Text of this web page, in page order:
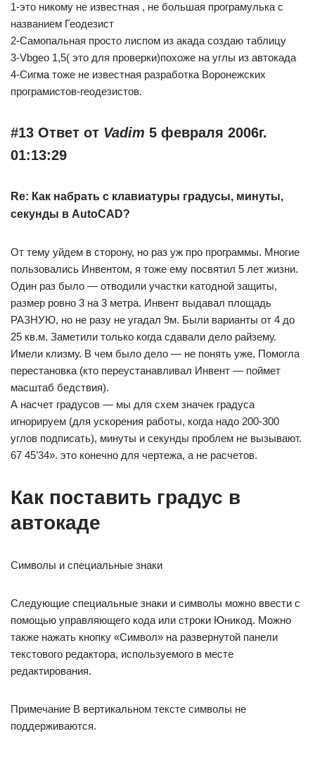
1-это никому не известная , не большая програмулька с
названием Геодезист
2-Самопальная просто лиспом из акада создаю таблицу
3-Vbgeo 1,5( это для проверки)похоже на углы из автокада
4-Сигма тоже не известная разработка Воронежских
програмистов-геодезистов.
#13 Ответ от Vadim 5 февраля 2006г.
01:13:29
Re: Как набрать с клавиатуры градусы, минуты,
секунды в AutoCAD?
От тему уйдем в сторону, но раз уж про программы. Многие
пользовались Инвентом, я тоже ему посвятил 5 лет жизни.
Один раз было — отводили участки катодной защиты,
размер ровно 3 на 3 метра. Инвент выдавал площадь
РАЗНУЮ, но не разу не угадал 9м. Были варианты от 4 до
25 кв.м. Заметили только когда сдавали дело райзему.
Имели клизму. В чем было дело — не понять уже. Помогла
перестановка (кто переустанавливал Инвент — поймет
масштаб бедствия).
А насчет градусов — мы для схем значек градуса
игнорируем (для ускорения работы, когда надо 200-300
углов подписать), минуты и секунды проблем не вызывают.
67 45’34». это конечно для чертежа, а не расчетов.
Как поставить градус в
автокаде
Символы и специальные знаки
Следующие специальные знаки и символы можно ввести с
помощью управляющего кода или строки Юникод. Можно
также нажать кнопку «Символ» на развернутой панели
текстового редактора, используемого в месте
редактирования.
Примечание В вертикальном тексте символы не
поддерживаются.